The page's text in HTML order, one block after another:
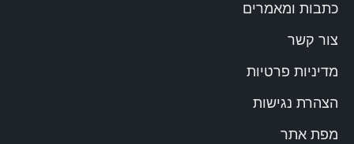
כתבות ומאמרים
צור קשר
מדיניות פרטיות
הצהרת נגישות
מפת אתר